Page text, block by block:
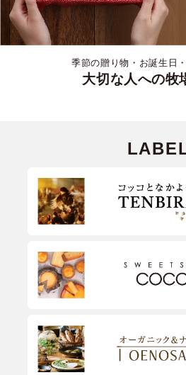
季節の贈り物・お誕生日
大切な人への牧